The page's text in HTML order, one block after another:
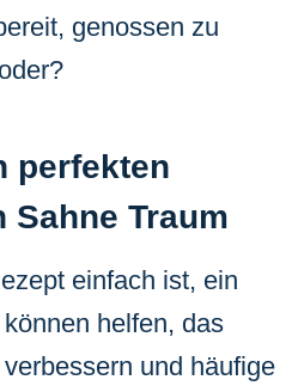
genossen zu
perfekten
Sahne Traum
einfach ist, ein
helfen, das
und häufige